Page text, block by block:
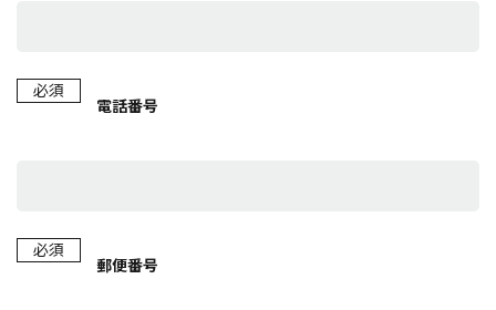
必須
電話番号
必須
郵便番号